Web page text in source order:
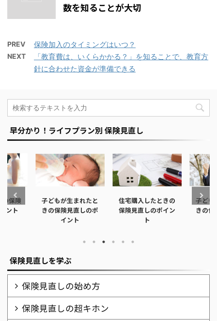
数を知ることが大切
PREV 保険加入のタイミングはいつ？
NEXT
「教育費は、いくらかかる？」を知ることで、教育方
針に合わせた資金が準備できる
早分かり！ライフプラン別 保険見直し
の保険
ント
子どもが生まれたと
きの保険見直しのポ
イント
住宅購入したときの
保険見直しのポイン
ト
子ども
きの保
保険見直しを学ぶ
保険見直しの始め方
保険見直しの超キホン